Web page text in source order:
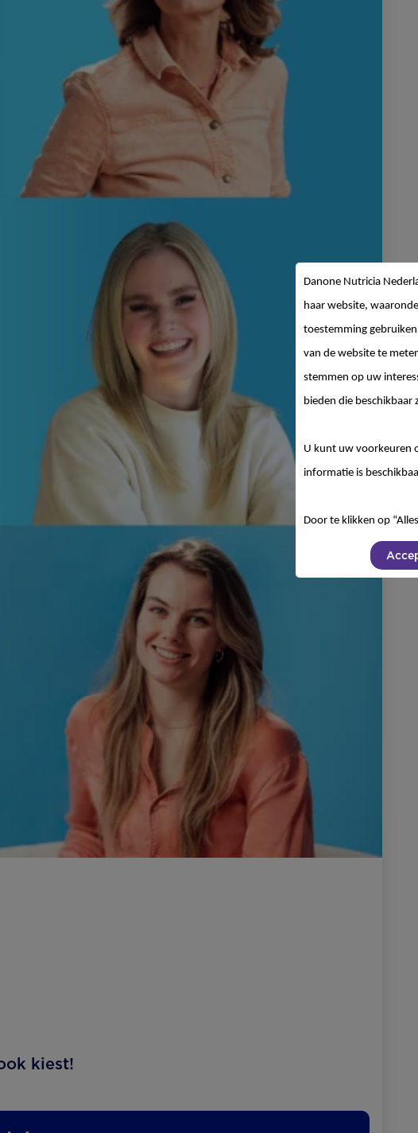
kiest!
Danone Nutricia
haar website,
toestemming
van de website te
stemmen op uw
bieden die beschikbaar
U kunt uw voorkeuren
informatie is
Door te klikken op